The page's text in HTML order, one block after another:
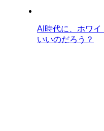
AI時代に、ホワイ
いいのだろう？